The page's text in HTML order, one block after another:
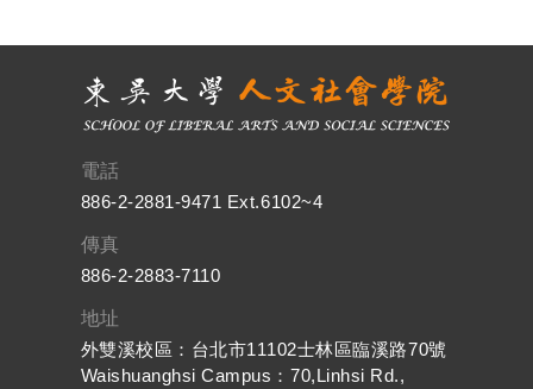
電話
886-2-2881-9471 Ext.6102~4
傳真
886-2-2883-7110
地址
外雙溪校區：台北市11102士林區臨溪路70號
Waishuanghsi Campus：70,Linhsi Rd.,